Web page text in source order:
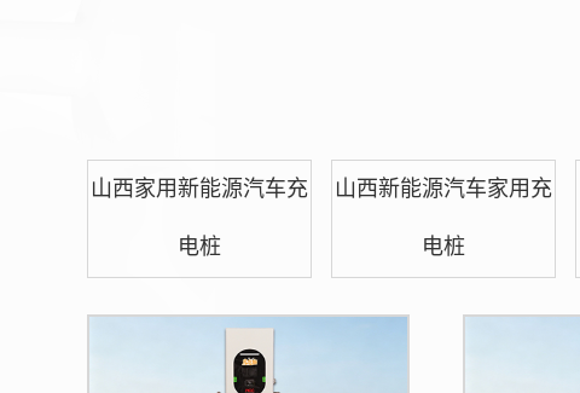
山西家用新能源汽车充
电桩
山西新能源汽车家用充
电桩